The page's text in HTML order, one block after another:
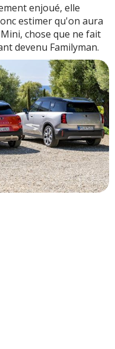
enjoué, elle
estimer qu'on aura
chose que ne fait
devenu Familyman.